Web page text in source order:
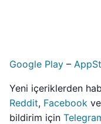
Google Play –
Yeni içeriklerden
Reddit, Facebook ve
bildirim için